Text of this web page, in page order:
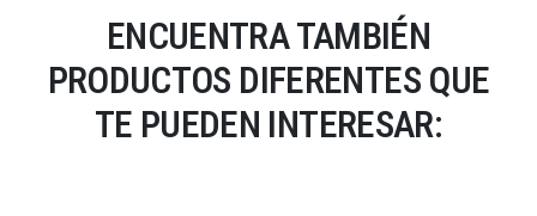
ENCUENTRA TAMBIÉN
PRODUCTOS DIFERENTES QUE
TE PUEDEN INTERESAR: